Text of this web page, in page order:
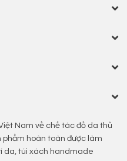
Nam về chế tác đồ da thủ
phẩm hoàn toàn được làm
da, túi xách handmade